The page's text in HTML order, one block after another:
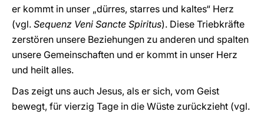
er kommt in unser „dürres, starres und kaltes“ Herz
(vgl. Sequenz Veni Sancte Spiritus). Diese Triebkräfte
zerstören unsere Beziehungen zu anderen und spalten
unsere Gemeinschaften und er kommt in unser Herz
und heilt alles.
Das zeigt uns auch Jesus, als er sich, vom Geist
bewegt, für vierzig Tage in die Wüste zurückzieht (vgl.